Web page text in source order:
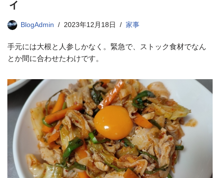
ィ
BlogAdmin 2023年12月18日 家事
手元には大根と人参しかなく。緊急で、ストック食材でなん
とか間に合わせたわけです。